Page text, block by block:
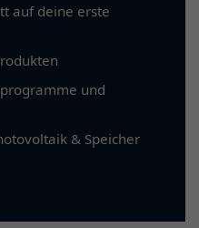
auf deine erste
und
& Speicher